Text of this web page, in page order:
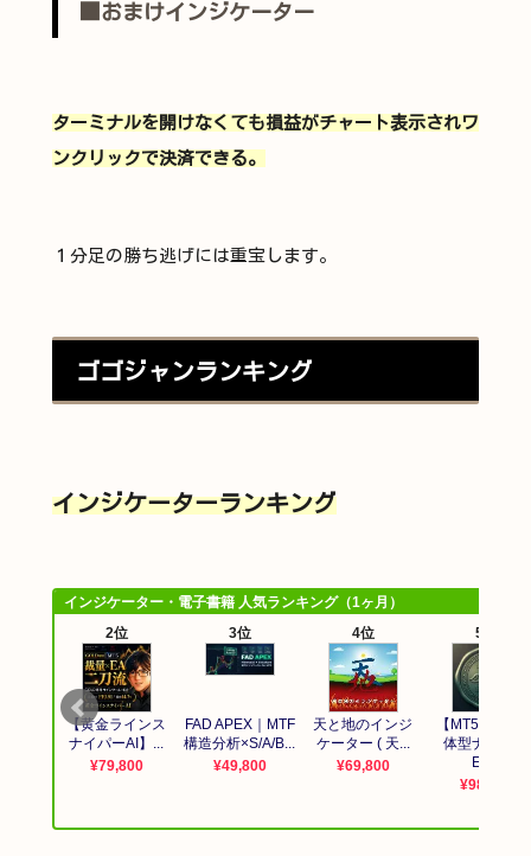
■おまけインジケーター
ターミナルを開けなくても損益がチャート表示されワ
ンクリックで決済できる。
１分足の勝ち逃げには重宝します。
ゴゴジャンランキング
インジケーターランキング